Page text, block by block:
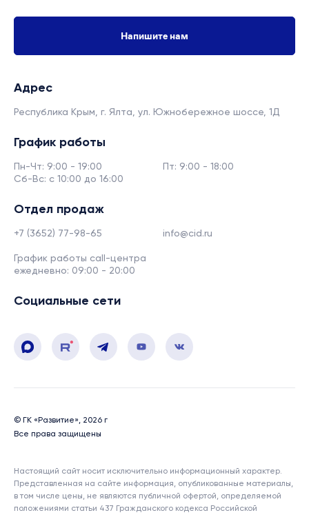
Напишите нам
Адрес
Республика Крым, г. Ялта, ул. Южнобережное шоссе, 1Д
График работы
Пн-Чт: 9:00 - 19:00
Пт: 9:00 - 18:00
Сб-Вс: с 10:00 до 16:00
Отдел продаж
+7 (3652) 77-98-65 info@cid.ru
График работы call-центра
ежедневно: 09:00 - 20:00
Социальные сети
© ГК «Развитие», 2026 г
Все права защищены
Настоящий сайт носит исключительно информационный характер.
Представленная на сайте информация, опубликованные материалы,
в том числе цены, не являются публичной офертой, определяемой
положениями статьи 437 Гражданского кодекса Российской